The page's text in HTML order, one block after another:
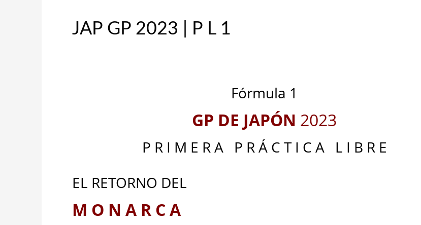
JAP GP 2023 | P L 1
Fórmula 1
GP DE JAPÓN 2023
P R I M E R A P R Á C T I C A L I B R E
EL RETORNO DEL
M O N A R C A